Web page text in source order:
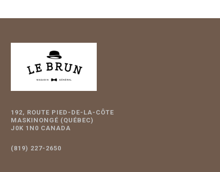
192, ROUTE PIED-DE-LA-CÔTE
MASKINONGÉ (QUÉBEC)
J0K 1N0 CANADA
(819) 227-2650